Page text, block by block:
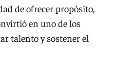
de ofrecer propósito,
en uno de los
talento y sostener el